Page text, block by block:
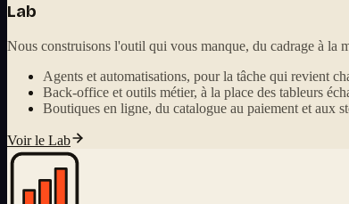
Lab
Nous construisons l'outil qui vous manque, du cadrage à la
Agents et automatisations, pour la tâche qui revient
Back-office et outils métier, à la place des tableurs
Boutiques en ligne, du catalogue au paiement et aux
Voir le Lab